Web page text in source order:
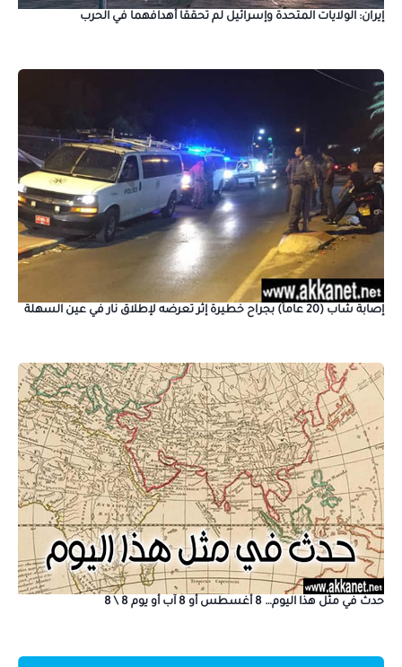
إيران: الولايات المتحدة وإسرائيل لم تحققا أهدافهما في الحرب
إصابة شاب (20 عاماً) بجراح خطيرة إثر تعرضه لإطلاق نار في عين السهلة
حدث في مثل هذا اليوم… 8 أغسطس أو 8 آب أو يوم 8 \ 8